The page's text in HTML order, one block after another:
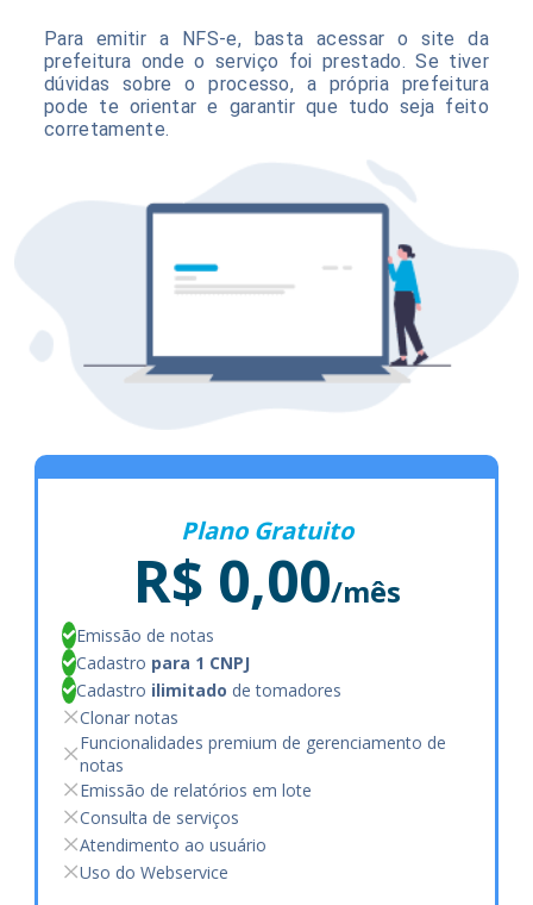
Para emitir a NFS-e, basta acessar o site da
prefeitura onde o serviço foi prestado. Se tiver
dúvidas sobre o processo, a própria prefeitura
pode te orientar e garantir que tudo seja feito
corretamente.
Plano Gratuito
R$ 0,00/mês
Emissão de notas
Cadastro para 1 CNPJ
Cadastro ilimitado de tomadores
Clonar notas
Funcionalidades premium de gerenciamento de
notas
Emissão de relatórios em lote
Consulta de serviços
Atendimento ao usuário
Uso do Webservice